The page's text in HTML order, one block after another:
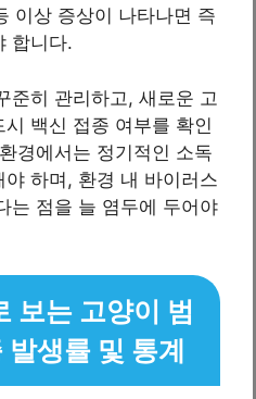
이상 증상이 나타나면 즉
합니다.
준히 관리하고, 새로운 고
백신 접종 여부를 확인
경에서는 정기적인 소독
하며, 환경 내 바이러스
는 점을 늘 염두에 두어야
보는 고양이 범
생률 및 통계